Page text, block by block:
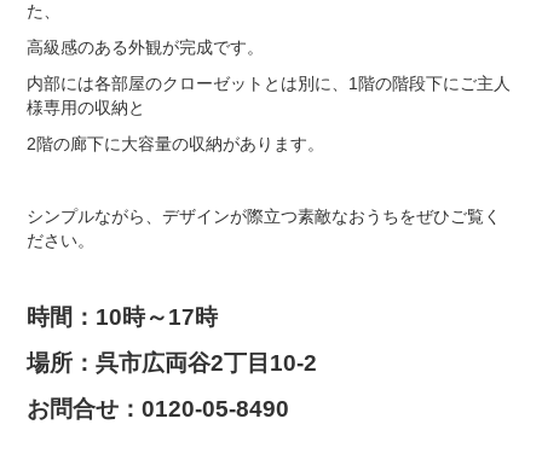
た、
高級感のある外観が完成です。
内部には各部屋のクローゼットとは別に、1階の階段下にご主人
様専用の収納と
2階の廊下に大容量の収納があります。
シンプルながら、デザインが際立つ素敵なおうちをぜひご覧く
ださい。
時間：10時～17時
場所：呉市広両谷2丁目10-2
お問合せ：0120-05-8490